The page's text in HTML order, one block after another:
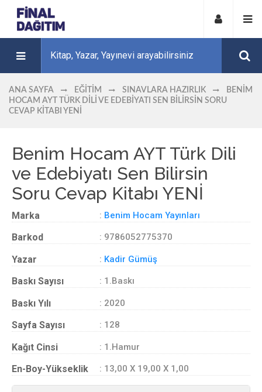
ANA SAYFA EĞITIM SINAVLARA HAZIRLIK
BENIM
HOCAM AYT TÜRK DILI VE EDEBIYATI SEN BILIRSIN SORU
CEVAP KITABI YENİ
Benim Hocam AYT Türk Dili
ve Edebiyatı Sen Bilirsin
Soru Cevap Kitabı YENİ
Marka : Benim Hocam Yayınları
Barkod : 9786052775370
Yazar : Kadir Gümüş
Baskı Sayısı : 1.Baskı
Baskı Yılı : 2020
Sayfa Sayısı : 128
Kağıt Cinsi : 1.Hamur
En-Boy-Yükseklik : 13,00 X 19,00 X 1,00